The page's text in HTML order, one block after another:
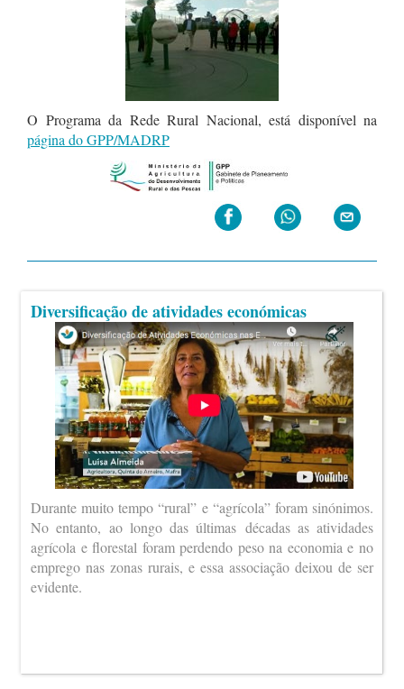
O Programa da Rede Rural Nacional, está disponível na
página do GPP/MADRP
Diversificação de atividades económicas
Durante muito tempo “rural” e “agrícola” foram sinónimos.
No entanto, ao longo das últimas décadas as atividades
agrícola e florestal foram perdendo peso na economia e no
emprego nas zonas rurais, e essa associação deixou de ser
evidente.